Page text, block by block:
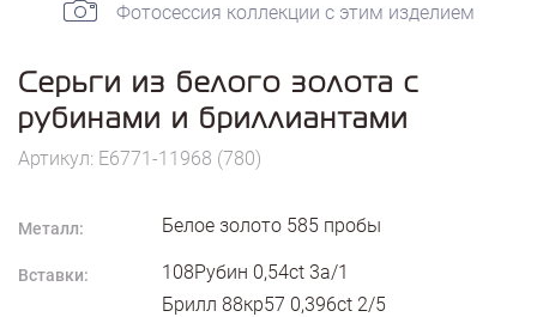
Фотосессия коллекции с этим изделием
Серьги из белого золота с
рубинами и бриллиантами
Артикул: E6771-11968 (780)
Металл: Белое золото 585 пробы
Вставки:
108Рубин 0,54ct 3а/1
Брилл 88кр57 0,396ct 2/5